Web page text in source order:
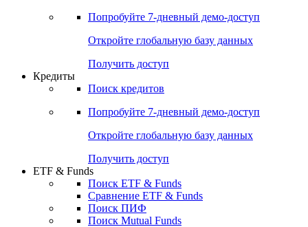
Попробуйте 7-дневный демо-доступ
Откройте глобальную базу данных
Получить доступ
Кредиты
Поиск кредитов
Попробуйте 7-дневный демо-доступ
Откройте глобальную базу данных
Получить доступ
ETF & Funds
Поиск ETF & Funds
Сравнение ETF & Funds
Поиск ПИФ
Поиск Mutual Funds